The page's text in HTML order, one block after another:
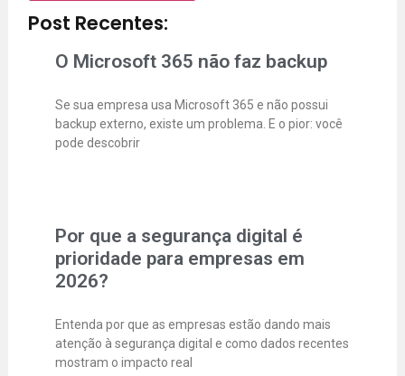
Post Recentes:
O Microsoft 365 não faz backup
Se sua empresa usa Microsoft 365 e não possui
backup externo, existe um problema. E o pior: você
pode descobrir
Por que a segurança digital é
prioridade para empresas em
2026?
Entenda por que as empresas estão dando mais
atenção à segurança digital e como dados recentes
mostram o impacto real